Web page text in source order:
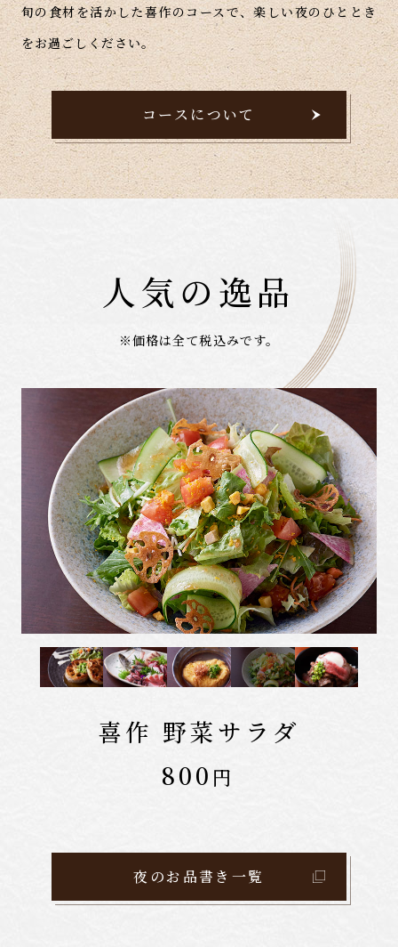
旬の食材を活かした喜作のコースで、楽しい夜のひととき
をお過ごしください。
コースについて
人気の 逸品
※価格は全て税込みです。
1,100円
1人前
700 円
喜作 野菜サラダ
800 円
2,800円
4
夜のお品書き一覧